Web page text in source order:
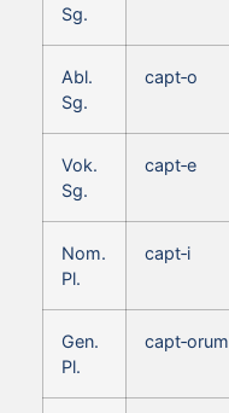
Sg.
Abl.
Sg.
capt‑o
Vok.
Sg.
capt‑e
Nom.
Pl.
capt‑i
Gen.
Pl.
capt‑orum